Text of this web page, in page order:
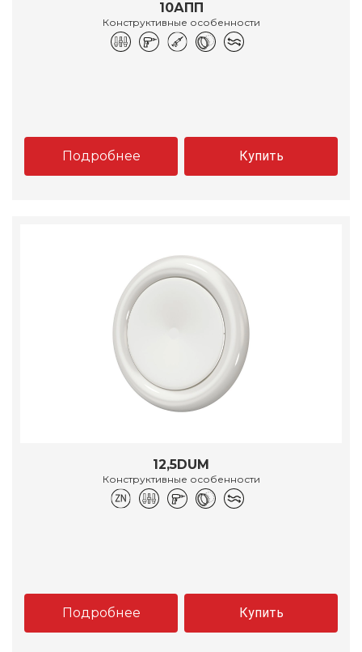
10АПП
Конструктивные особенности
Подробнее Купить
12,5DUM
Конструктивные особенности
Подробнее Купить